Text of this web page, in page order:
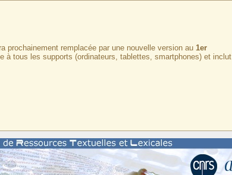
remplacée par une nouvelle version au 1er
à tous les supports (ordinateurs, tablettes, smartphones) et inclut